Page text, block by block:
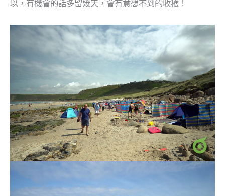
以，有機會的話多留幾天，會有意想不到的收穫！